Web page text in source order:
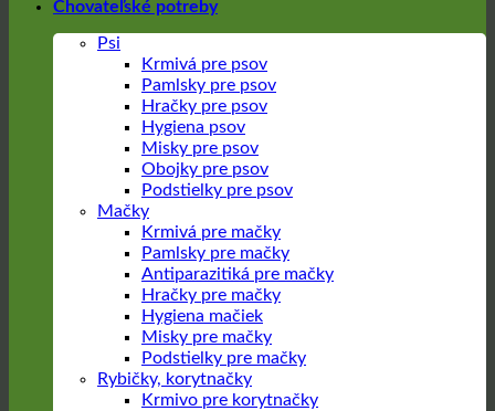
Chovateľské potreby
Psi
Krmivá pre psov
Pamlsky pre psov
Hračky pre psov
Hygiena psov
Misky pre psov
Obojky pre psov
Podstielky pre psov
Mačky
Krmivá pre mačky
Pamlsky pre mačky
Antiparazitiká pre mačky
Hračky pre mačky
Hygiena mačiek
Misky pre mačky
Podstielky pre mačky
Rybičky, korytnačky
Krmivo pre korytnačky